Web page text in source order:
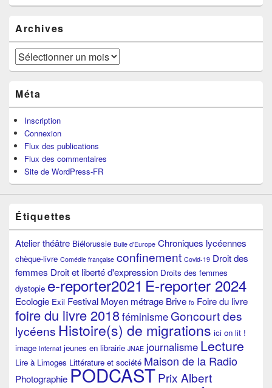
Archives
Archives
Méta
Inscription
Connexion
Flux des publications
Flux des commentaires
Site de WordPress-FR
Étiquettes
Atelier théâtre Biélorussie Bulle d'Europe Chroniques lycéennes
chèque-livre Comédie française confinement Covid-19 Droit des
femmes Droit et liberté d'expression Droits des femmes
dystopie e-reporter2021 E-reporter 2024
Ecologie Exil Festival Moyen métrage Brive fo Foire du livre
foire du livre 2018féminisme Goncourt des
lycéens Histoire(s) de migrations ici on lit !
image Internat jeunes en librairie JNAE journalisme Lecture
Lire à Limoges Littérature et société Maison de la Radio
Photographie PODCASTPrix Albert